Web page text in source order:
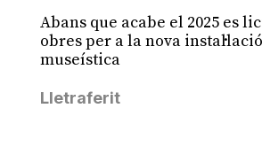
Abans que acabe el 2025 es
obres per a la nova instal·lació
museística
Lletraferit